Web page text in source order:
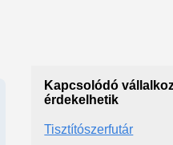
Kapcsolódó
érdekelhetik
Tisztítószerfutár